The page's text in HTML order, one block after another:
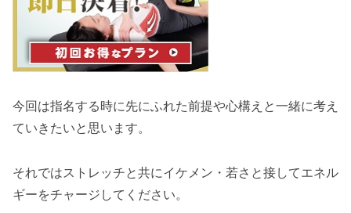
今回は指名する時に先にふれた前提や心構えと一緒に考え
ていきたいと思います。
それではストレッチと共にイケメン・若さと接してエネル
ギーをチャージしてください。